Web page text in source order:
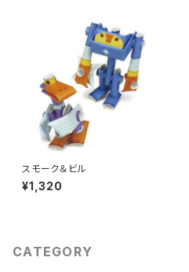
スモーク＆ビル
¥1,320
CATEGORY